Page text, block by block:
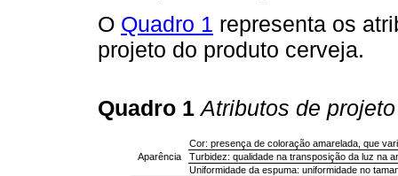
O Quadro 1 representa os
projeto do produto cerveja.
Quadro 1Atributos de
Aparência
Cor: presença de coloração amarelada, que
Turbidez: qualidade na transposição da luz na
Uniformidade da espuma: uniformidade no